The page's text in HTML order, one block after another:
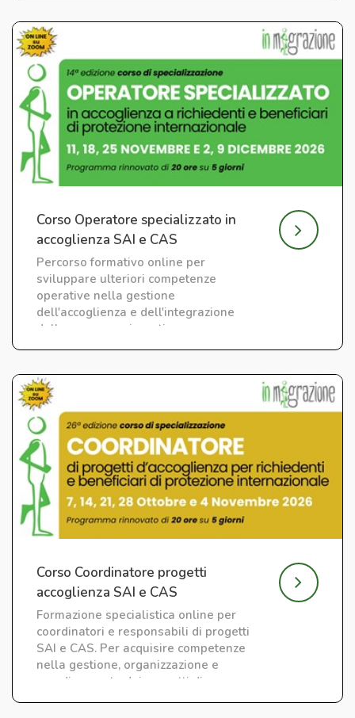
Corso Operatore specializzato in
accoglienza SAI e CAS
Percorso formativo online per
sviluppare ulteriori competenze
operative nella gestione
dell'accoglienza e dell'integrazione
delle persone migranti.
Corso Coordinatore progetti
accoglienza SAI e CAS
Formazione specialistica online per
coordinatori e responsabili di progetti
SAI e CAS. Per acquisire competenze
nella gestione, organizzazione e
coordinamento dei progetti di